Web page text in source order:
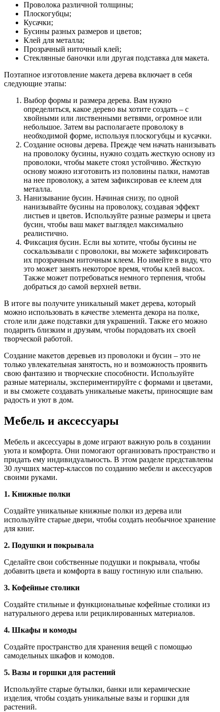
Проволока различной толщины;
Плоскогубцы;
Кусачки;
Бусины разных размеров и цветов;
Клей для металла;
Прозрачный ниточный клей;
Стеклянные баночки или другая подставка для макета.
Поэтапное изготовление макета дерева включает в себя
следующие этапы:
Выбор формы и размера дерева. Вам нужно
определиться, какое дерево вы хотите создать – с
хвойными или лиственными ветвями, огромное или
небольшое. Затем вы располагаете проволоку в
необходимой форме, используя плоскогубцы и кусачки.
Создание основы дерева. Прежде чем начать нанизывать
на проволоку бусины, нужно создать жесткую основу из
проволоки, чтобы макете стоял устойчиво. Жесткую
основу можно изготовить из половины палки, намотав
на нее проволоку, а затем зафиксировав ее клеем для
металла.
Нанизывание бусин. Начиная снизу, по одной
нанизывайте бусины на проволоку, создавая эффект
листьев и цветов. Используйте разные размеры и цвета
бусин, чтобы ваш макет выглядел максимально
реалистично.
Фиксация бусин. Если вы хотите, чтобы бусины не
соскальзывали с проволоки, вы можете зафиксировать
их прозрачным ниточным клеем. Но имейте в виду, что
это может занять некоторое время, чтобы клей высох.
Также может потребоваться немного терпения, чтобы
добраться до самой верхней ветви.
В итоге вы получите уникальный макет дерева, который
можно использовать в качестве элемента декора на полке,
столе или даже подставки для украшений. Также его можно
подарить близким и друзьям, чтобы порадовать их своей
творческой работой.
Создание макетов деревьев из проволоки и бусин – это не
только увлекательная занятость, но и возможность проявить
свою фантазию и творческие способности. Используйте
разные материалы, экспериментируйте с формами и цветами,
и вы сможете создавать уникальные макеты, приносящие вам
радость и уют в дом.
Мебель и аксессуары
Мебель и аксессуары в доме играют важную роль в создании
уюта и комфорта. Они помогают организовать пространство и
придать ему индивидуальность. В этом разделе представлены
30 лучших мастер-классов по созданию мебели и аксессуаров
своими руками.
1. Книжные полки
Создайте уникальные книжные полки из дерева или
используйте старые двери, чтобы создать необычное хранение
для книг.
2. Подушки и покрывала
Сделайте свои собственные подушки и покрывала, чтобы
добавить цвета и комфорта в вашу гостиную или спальню.
3. Кофейные столики
Создайте стильные и функциональные кофейные столики из
натурального дерева или рециклированных материалов.
4. Шкафы и комоды
Создайте пространство для хранения вещей с помощью
самодельных шкафов и комодов.
5. Вазы и горшки для растений
Используйте старые бутылки, банки или керамические
изделия, чтобы создать уникальные вазы и горшки для
растений.